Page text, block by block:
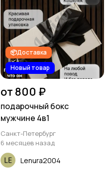
📦Доставка
Новый товар
от 800 ₽
подарочный бокс
мужчине 4в1
Санкт-Петербург
6 месяцев назад
Lenura2004